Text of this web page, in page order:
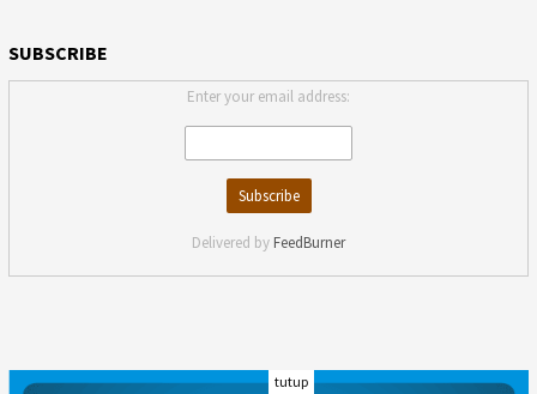
SUBSCRIBE
Enter your email address:
Delivered by FeedBurner
tutup